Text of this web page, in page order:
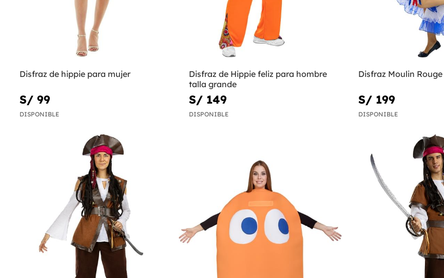
Disfraz de hippie para mujer
S/ 99
DISPONIBLE
Disfraz de Hippie feliz para hombre
talla grande
S/ 149
DISPONIBLE
Disfraz Moulin
S/ 199
DISPONIBLE